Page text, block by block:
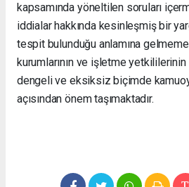
kapsamında yöneltilen soruları
iddialar hakkında kesinleşmiş bir
tespit bulunduğu anlamına
kurumlarının ve işletme yetkililerinin
dengeli ve eksiksiz biçimde
açısından önem taşımaktadır.